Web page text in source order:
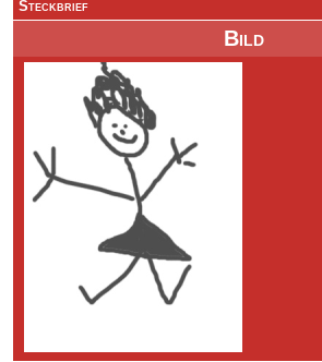
Bild
Steckbrief